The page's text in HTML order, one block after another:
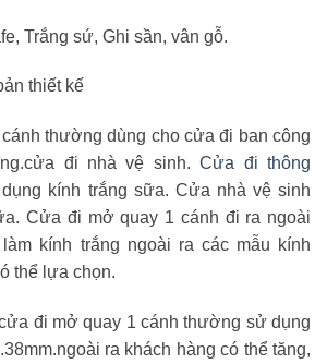
Trắng sứ, Ghi sần, vân gỗ.
thiết kế
thường dùng cho cửa đi ban công
đi nhà vệ sinh.Cửa đi thông
kính trắng sữa. Cửa nhà vệ sinh
Cửa đi mở quay 1 cánh đi ra ngoài
kính trắng ngoài ra các mẫu kính
thể lựa chọn.
đi mở quay 1 cánh thường sử dụng
ra khách hàng có thể tăng,